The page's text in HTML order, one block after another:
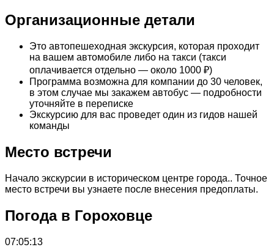
Организационные детали
Это автопешеходная экскурсия, которая проходит
на вашем автомобиле либо на такси (такси
оплачивается отдельно — около 1000 ₽)
Программа возможна для компании до 30 человек,
в этом случае мы закажем автобус — подробности
уточняйте в переписке
Экскурсию для вас проведет один из гидов нашей
команды
Место встречи
Начало экскурсии в историческом центре города.. Точное
место встречи вы узнаете после внесения предоплаты.
Погода в Гороховце
07:05:13